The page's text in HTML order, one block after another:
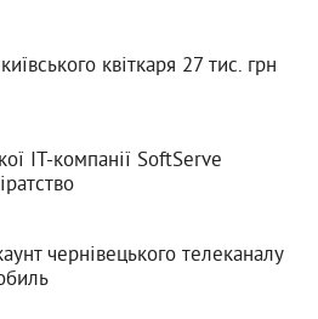
квіткаря 27 тис. грн
ІТ-компанії SoftServe
чернівецького телеканалу